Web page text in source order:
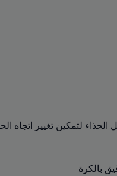
لتمكين تغيير اتجاه